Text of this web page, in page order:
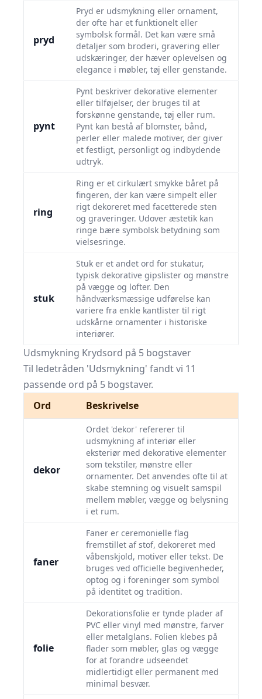
pryd
Pryd er udsmykning eller ornament,
der ofte har et funktionelt eller
symbolsk formål. Det kan være små
detaljer som broderi, gravering eller
udskæringer, der hæver oplevelsen og
elegance i møbler, tøj eller genstande.
pynt
Pynt beskriver dekorative elementer
eller tilføjelser, der bruges til at
forskønne genstande, tøj eller rum.
Pynt kan bestå af blomster, bånd,
perler eller malede motiver, der giver
et festligt, personligt og indbydende
udtryk.
ring
Ring er et cirkulært smykke båret på
fingeren, der kan være simpelt eller
rigt dekoreret med facetterede sten
og graveringer. Udover æstetik kan
ringe bære symbolsk betydning som
vielsesringe.
stuk
Stuk er et andet ord for stukatur,
typisk dekorative gipslister og mønstre
på vægge og lofter. Den
håndværksmæssige udførelse kan
variere fra enkle kantlister til rigt
udskårne ornamenter i historiske
interiører.
Udsmykning Krydsord på 5 bogstaver
Til ledetråden 'Udsmykning' fandt vi 11
passende ord på 5 bogstaver.
Ord
Beskrivelse
dekor
Ordet 'dekor' refererer til
udsmykning af interiør eller
eksteriør med dekorative elementer
som tekstiler, mønstre eller
ornamenter. Det anvendes ofte til at
skabe stemning og visuelt samspil
mellem møbler, vægge og belysning
i et rum.
faner
Faner er ceremonielle flag
fremstillet af stof, dekoreret med
våbenskjold, motiver eller tekst. De
bruges ved officielle begivenheder,
optog og i foreninger som symbol
på identitet og tradition.
folie
Dekorationsfolie er tynde plader af
PVC eller vinyl med mønstre, farver
eller metalglans. Folien klebes på
flader som møbler, glas og vægge
for at forandre udseendet
midlertidigt eller permanent med
minimal besvær.